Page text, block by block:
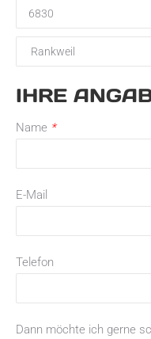
IHRE
Name *
E-Mail
Telefon
Dann möchte ich gerne